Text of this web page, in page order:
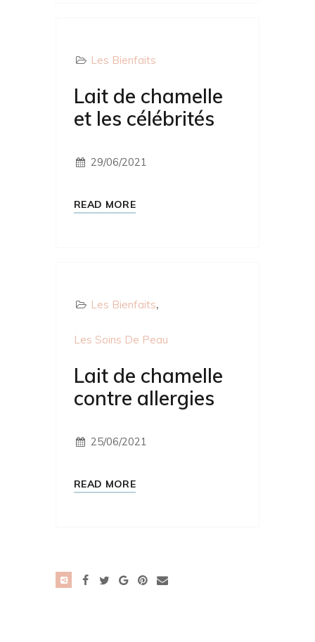
Les Bienfaits
Lait de chamelle
et les célébrités
29/06/2021
READ MORE
Les Bienfaits
Les Soins De Peau
Lait de chamelle
contre allergies
25/06/2021
READ MORE